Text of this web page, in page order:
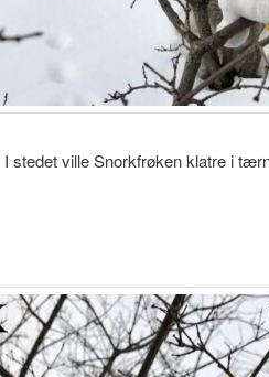
I stedet ville Snorkfrøken klatre i